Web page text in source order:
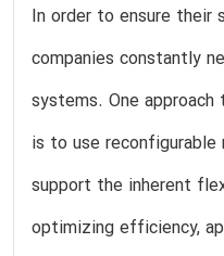
In order to ensure their
companies constantly
systems. One
is to use
support the inherent
optimizing efficiency,